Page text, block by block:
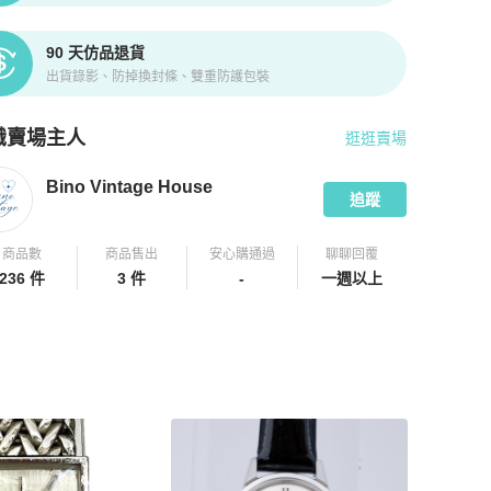
90 天仿品退貨
出貨錄影、防掉換封條、雙重防護包裝
賣場主人
拍拍圈嚴選賣家 介紹
逛逛賣場
Bino Vintage House
追蹤
商品數
件
商品售出
3 件
安心購通過
-
聊聊回覆
一週以上